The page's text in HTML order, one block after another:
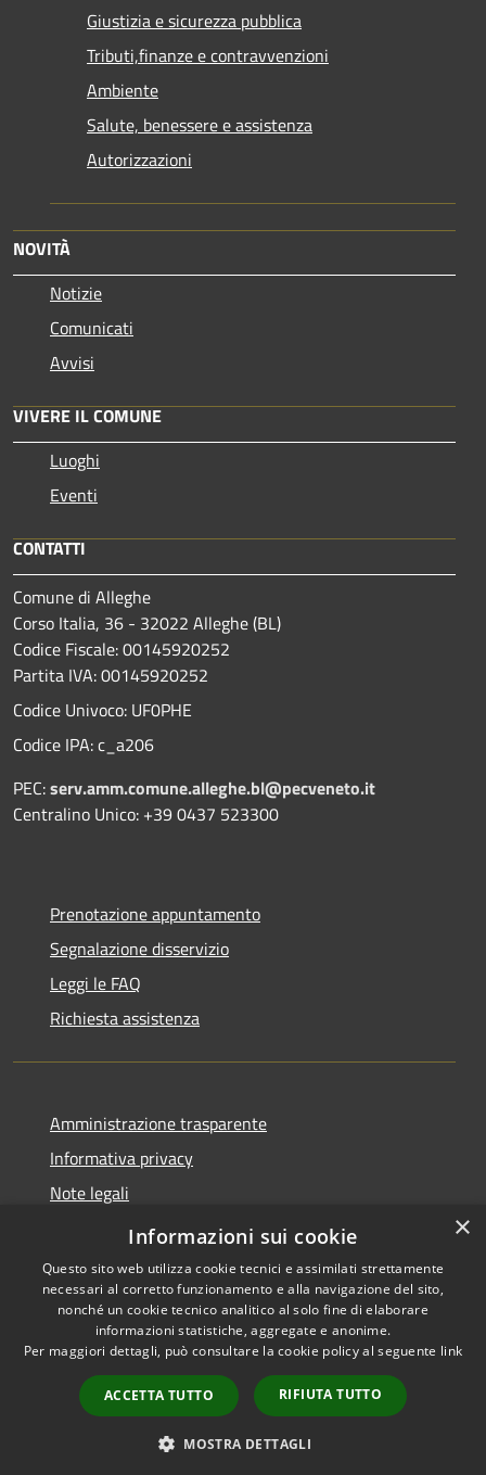
Giustizia e sicurezza pubblica
Tributi,finanze e contravvenzioni
Ambiente
Salute, benessere e assistenza
Autorizzazioni
NOVITÀ
Notizie
Comunicati
Avvisi
VIVERE IL COMUNE
Luoghi
Eventi
CONTATTI
Comune di Alleghe
Corso Italia, 36 - 32022 Alleghe (BL)
Codice Fiscale: 00145920252
Partita IVA: 00145920252
Codice Univoco: UF0PHE
Codice IPA: c_a206
PEC:serv.amm.comune.alleghe.bl@pecveneto.it
Centralino Unico: +39 0437 523300
Prenotazione appuntamento
Segnalazione disservizio
Leggi le FAQ
Richiesta assistenza
Amministrazione trasparente
Informativa privacy
Note legali
Dichiarazione di accessibilità
Accessibilità
Copyright © 2026 • Comune di
Alleghe • Powered by
Municipium•
Accesso
redazione
×
Informazioni sui cookie
Questo sito web utilizza cookie tecnici e assimilati strettamente
necessari al corretto funzionamento e alla navigazione del sito,
nonché un cookie tecnico analitico al solo fine di elaborare
informazioni statistiche, aggregate e anonime.
Per maggiori dettagli, può consultare la cookie policy al seguente link
ACCETTA TUTTO RIFIUTA TUTTO
MOSTRA DETTAGLI